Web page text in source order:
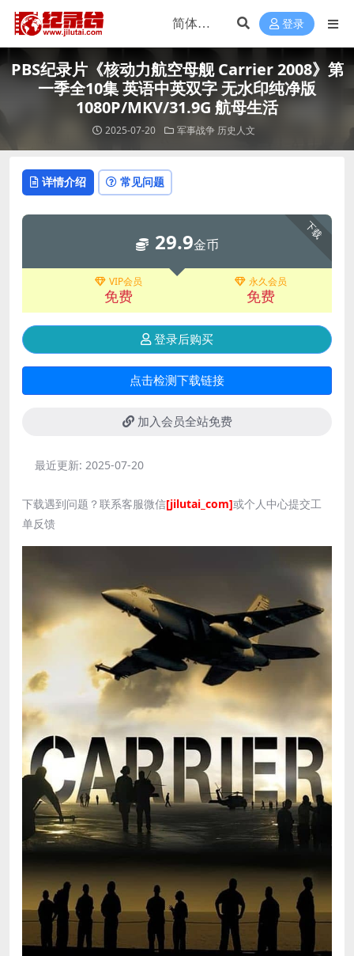
登录
PBS纪录片《核动力航空母舰 Carrier 2008》第
一季全10集 英语中英双字 无水印纯净版
1080P/MKV/31.9G 航母生活
2025-07-20 军事战争 历史人文
详情介绍 常见问题
下载
29.9金币
VIP会员
免费
永久会员
免费
登录后购买
点击检测下载链接
加入会员全站免费
最近更新: 2025-07-20
下载遇到问题？联系客服微信[jilutai_com]或个人中心提交工
单反馈